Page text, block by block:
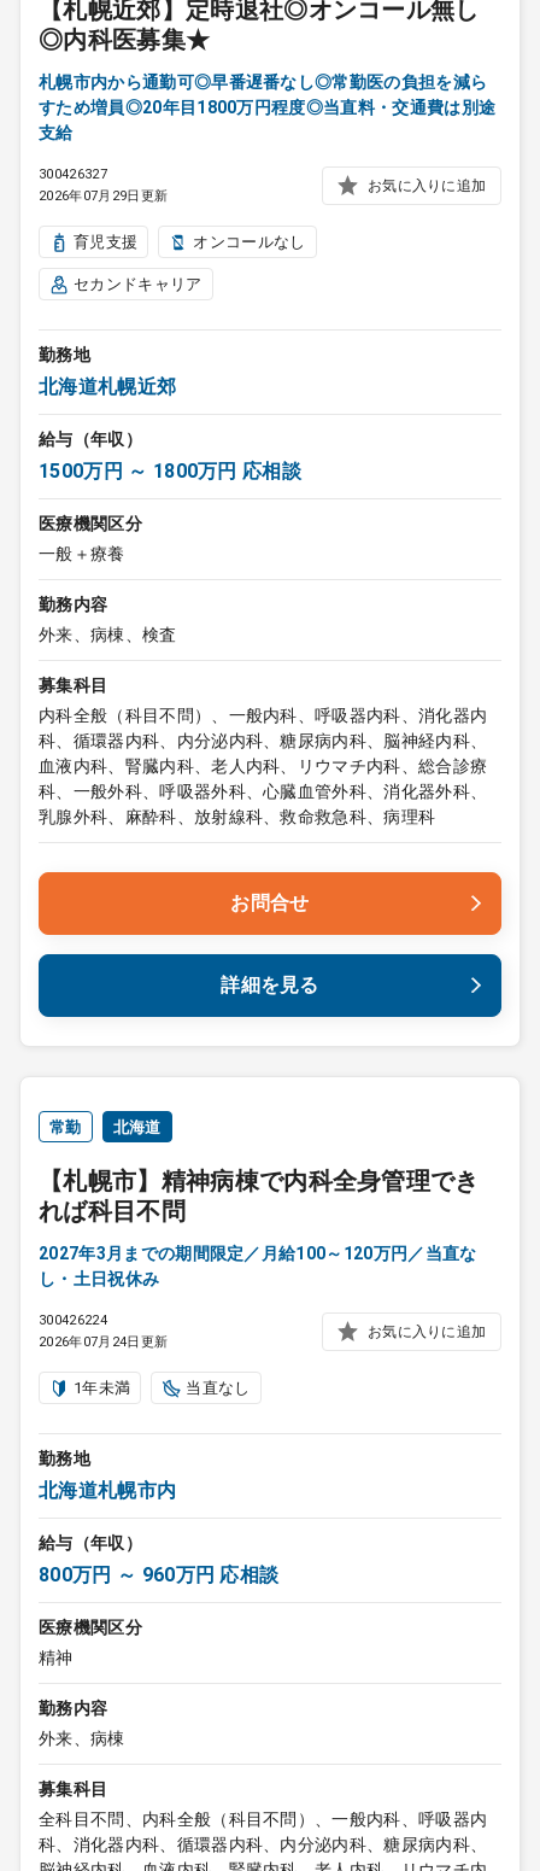
【札幌近郊】定時退社◎オンコール無し
◎内科医募集★
札幌市内から通勤可◎早番遅番なし◎常勤医の負担を減ら
すため増員◎20年目1800万円程度◎当直料・交通費は別途
支給
300426327
2026年07月29日更新
お気に入りに追加
育児支援 オンコールなし
セカンドキャリア
勤務地
北海道札幌近郊
給与（年収）
1500万円 ～ 1800万円 応相談
医療機関区分
一般＋療養
勤務内容
外来、病棟、検査
募集科目
内科全般（科目不問）、一般内科、呼吸器内科、消化器内
科、循環器内科、内分泌内科、糖尿病内科、脳神経内科、
血液内科、腎臓内科、老人内科、リウマチ内科、総合診療
科、一般外科、呼吸器外科、心臓血管外科、消化器外科、
乳腺外科、麻酔科、放射線科、救命救急科、病理科
お問合せ
詳細を見る
常勤 北海道
【札幌市】精神病棟で内科全身管理でき
れば科目不問
2027年3月までの期間限定／月給100～120万円／当直な
し・土日祝休み
300426224
2026年07月24日更新
お気に入りに追加
1年未満 当直なし
勤務地
北海道札幌市内
給与（年収）
800万円 ～ 960万円 応相談
医療機関区分
精神
勤務内容
外来、病棟
募集科目
全科目不問、内科全般（科目不問）、一般内科、呼吸器内
科、消化器内科、循環器内科、内分泌内科、糖尿病内科、